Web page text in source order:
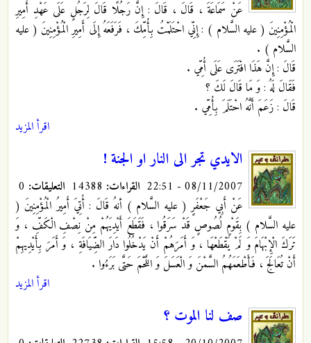
عَنْ سَمَاعَةَ ، قَالَ ، قَالَ : إِنَّ رَجُلًا قَالَ لِرَجُلٍ عَلَى عَهْدِ أَمِيرِ
الْمُؤْمِنِينَ ( عليه السَّلام ) : إِنِّي احْتَلَمْتُ بِأُمِّكَ ، فَرَفَعَهُ إِلَى أَمِيرِ الْمُؤْمِنِينَ ( عليه
السَّلام ) .
قَالَ : إِنَّ هَذَا افْتَرَى عَلَى أُمِّي .
فَقَالَ لَهُ : وَ مَا قَالَ لَكَ ؟
قَالَ : زَعَمَ أَنَّهُ احْتَلَمَ بِأُمِّي .
اقرأ المزيد
الايدي تجر الى النار او الجنة !
08/11/2007 - 22:51 القراءات: التعليقات:
عَنْ أَبِي جَعْفَرٍ ( عليه السَّلام ) أنهُ قَالَ : أُتِيَ أَمِيرُ الْمُؤْمِنِينَ (
عليه السَّلام ) بِقَوْمٍ لُصُوصٍ قَدْ سَرَقُوا ، فَقَطَعَ أَيْدِيَهُمْ مِنْ نِصْفِ الْكَفِّ ، وَ
تَرَكَ الْإِبْهَامَ وَ لَمْ يَقْطَعْهَا ، وَ أَمَرَهُمْ أَنْ يَدْخُلُوا دَارَ الضِّيَافَةِ ، وَ أَمَرَ بِأَيْدِيهِمْ
أَنْ تُعَالَجَ ، فَأَطْعَمَهُمُ السَّمْنَ وَ الْعَسَلَ وَ اللَّحْمَ حَتَّى بَرَءُوا .
اقرأ المزيد
صف لنا الموت ؟